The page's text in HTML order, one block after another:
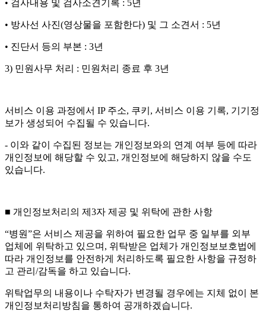
• 검사내용 및 검사소견기록 : 5년
• 방사선 사진(영상물을 포함한다) 및 그 소견서 : 5년
• 진단서 등의 부본 : 3년
3) 민원사무 처리 : 민원처리 종료 후 3년
서비스 이용 과정에서 IP 주소, 쿠키, 서비스 이용 기록, 기기정
보가 생성되어 수집될 수 있습니다.
- 이와 같이 수집된 정보는 개인정보와의 연계 여부 등에 따라
개인정보에 해당할 수 있고, 개인정보에 해당하지 않을 수도
있습니다.
■ 개인정보처리의 제3자 제공 및 위탁에 관한 사항
“병원”은 서비스 제공을 위하여 필요한 업무 중 일부를 외부
업체에 위탁하고 있으며, 위탁받은 업체가 개인정보보호법에
따라 개인정보를 안전하게 처리하도록 필요한 사항을 규정하
고 관리/감독을 하고 있습니다.
위탁업무의 내용이나 수탁자가 변경될 경우에는 지체 없이 본
개인정보처리방침을 통하여 공개하겠습니다.